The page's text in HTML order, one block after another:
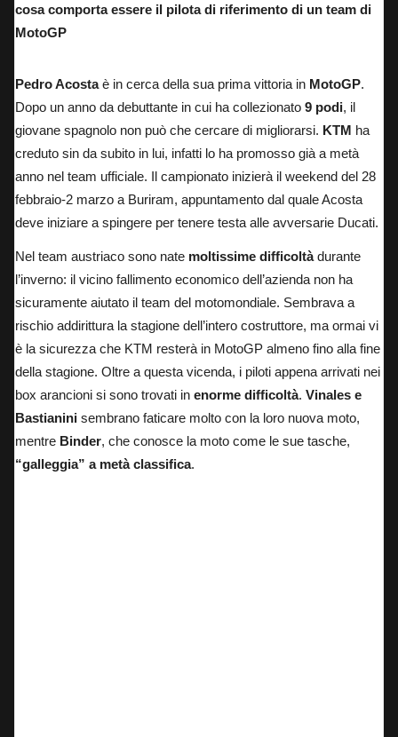
cosa comporta essere il pilota di riferimento di un team di
MotoGP
Pedro Acostaè in cerca della sua prima vittoria in MotoGP.
Dopo un anno da debuttante in cui ha collezionato 9 podi, il
giovane spagnolo non può che cercare di migliorarsi. KTM ha
creduto sin da subito in lui, infatti lo ha promosso già a metà
anno nel team ufficiale. Il campionato inizierà il weekend del 28
febbraio-2 marzo a Buriram, appuntamento dal quale Acosta
deve iniziare a spingere per tenere testa alle avversarie Ducati.
Nel team austriaco sono nate moltissime difficoltàdurante
l’inverno: il vicino fallimento economico dell’azienda non ha
sicuramente aiutato il team del motomondiale. Sembrava a
rischio addirittura la stagione dell’intero costruttore, ma ormai vi
è la sicurezza che KTM resterà in MotoGP almeno fino alla fine
della stagione. Oltre a questa vicenda, i piloti appena arrivati nei
box arancioni si sono trovati in enorme difficoltà. Vinales e
Bastianini sembrano faticare molto con la loro nuova moto,
mentre Binder, che conosce la moto come le sue tasche,
“galleggia” a metà classifica.